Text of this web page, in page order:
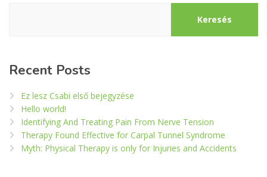
Keresés
Recent Posts
Ez lesz Csabi első bejegyzése
Hello world!
Identifying And Treating Pain From Nerve Tension
Therapy Found Effective for Carpal Tunnel Syndrome
Myth: Physical Therapy is only for Injuries and Accidents